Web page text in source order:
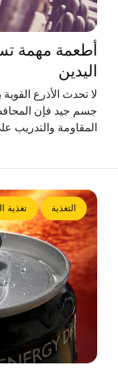
أطعمة مهمة
اليدين
لا تحدث الأذرع
جسم جيد فإن
المقاومة والتدريب
التغذية تغذية